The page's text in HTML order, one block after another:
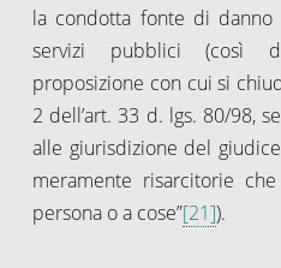
la condotta fonte di
servizi pubblici (così
proposizione con cui si
2 dell’art. 33 d. lgs. 80/98,
alle giurisdizione del
meramente risarcitorie
persona o a cose”[21]).